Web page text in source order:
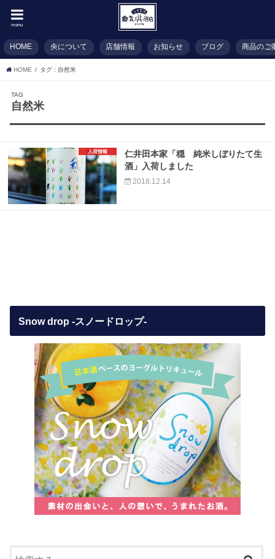
menu
HOME 央について 店舗情報 お知らせ ブログ 商品のご
HOME タグ : 自然米
TAG
自然米
入荷情報
仁井田本家「穏 純米しぼりたて生
酒」入荷しました
2018.12.14
Snow drop -スノードロップ-